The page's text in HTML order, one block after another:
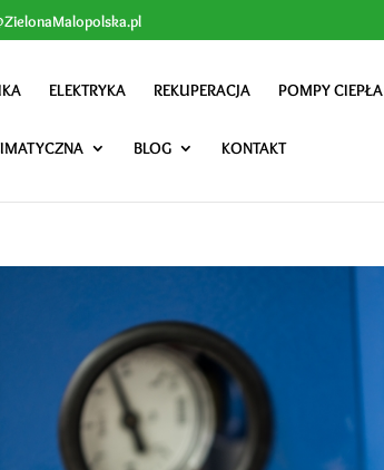
ELEKTRYKA REKUPERACJA POMPY CIEPŁA
BLOG KONTAKT